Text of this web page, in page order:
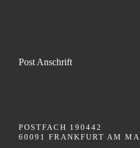
Post Anschrift
POSTFACH 190442
60091 FRANKFURT AM